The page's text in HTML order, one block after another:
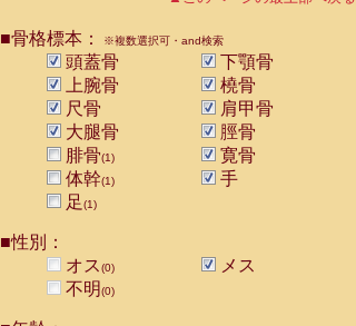
■骨格標本： ※複数選択可・and検索
頭蓋骨
下顎骨
上腕骨
橈骨
尺骨
肩甲骨
大腿骨
脛骨
腓骨(1)
寛骨
体幹(1)
手
足(1)
■性別：
オス(0)
メス
不明(0)